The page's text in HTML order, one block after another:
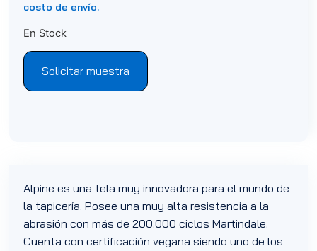
costo de envío.
En Stock
Solicitar muestra
Alpine es una tela muy innovadora para el mundo de
la tapicería. Posee una muy alta resistencia a la
abrasión con más de 200.000 ciclos Martindale.
Cuenta con certificación vegana siendo uno de los